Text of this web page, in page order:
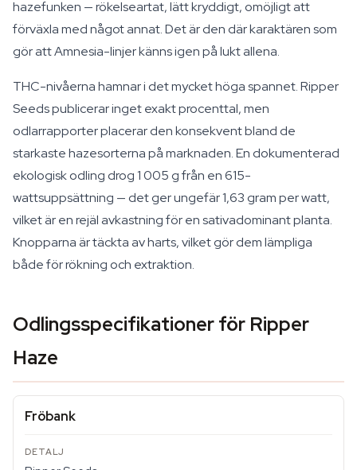
hazefunken — rökelseartat, lätt kryddigt, omöjligt att
förväxla med något annat. Det är den där karaktären som
gör att Amnesia-linjer känns igen på lukt allena.
THC-nivåerna hamnar i det mycket höga spannet. Ripper
Seeds publicerar inget exakt procenttal, men
odlarrapporter placerar den konsekvent bland de
starkaste hazesorterna på marknaden. En dokumenterad
ekologisk odling drog 1 005 g från en 615-
wattsuppsättning — det ger ungefär 1,63 gram per watt,
vilket är en rejäl avkastning för en sativadominant planta.
Knopparna är täckta av harts, vilket gör dem lämpliga
både för rökning och extraktion.
Odlingsspecifikationer för Ripper
Haze
Fröbank